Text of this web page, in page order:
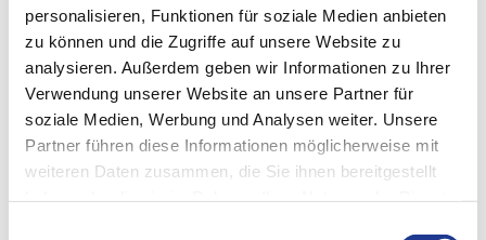
personalisieren, Funktionen für soziale Medien anbieten
zu können und die Zugriffe auf unsere Website zu
analysieren. Außerdem geben wir Informationen zu Ihrer
Verwendung unserer Website an unsere Partner für
soziale Medien, Werbung und Analysen weiter. Unsere
Partner führen diese Informationen möglicherweise mit
weiteren Daten zusammen, die Sie ihnen bereitgestellt
Download